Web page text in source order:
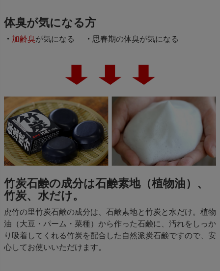
体臭が気になる方
加齢臭が気になる 思春期の体臭が気になる
竹炭石鹸の成分は石鹸素地（植物油）、
竹炭、水だけ。
虎竹の里竹炭石鹸の成分は、石鹸素地と竹炭と水だけ。植物
油（大豆・パーム・菜種）から作った石鹸に、汚れをしっか
り吸着してくれる竹炭を配合した自然派炭石鹸ですので、安
心してお使いいただけます。